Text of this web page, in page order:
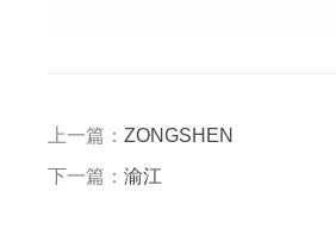
上一篇： ZONGSHEN
下一篇： 渝江